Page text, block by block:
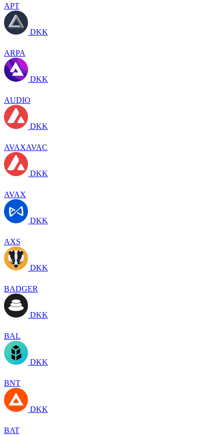
APT
DKK
ARPA
DKK
AUDIO
DKK
AVAXAVAC
DKK
AVAX
DKK
AXS
DKK
BADGER
DKK
BAL
DKK
BNT
DKK
BAT